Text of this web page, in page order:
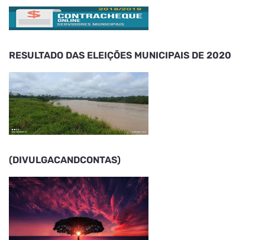
RESULTADO DAS ELEIÇÕES MUNICIPAIS DE 2020
(DIVULGACANDCONTAS)